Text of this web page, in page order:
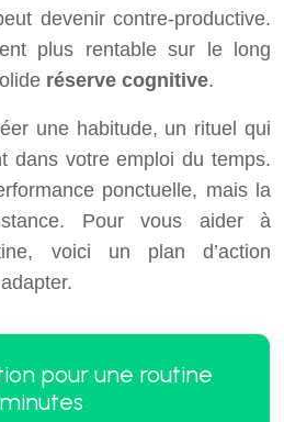
devenir contre-productive.
plus rentable sur le long
réserve cognitive.
une habitude, un rituel qui
dans votre emploi du temps.
ponctuelle, mais la
Pour vous aider à
voici un plan d’action
pour une routine